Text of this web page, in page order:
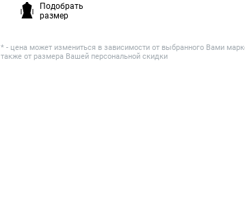
Подобрать
размер
* - цена может измениться в зависимости от выбранного Вами
также от размера Вашей персональной скидки